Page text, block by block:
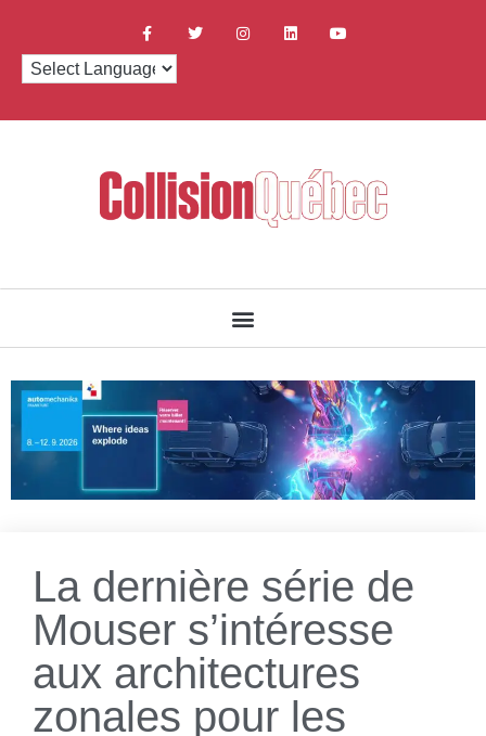
La dernière série de
Mouser s’intéresse
aux architectures
zonales pour les